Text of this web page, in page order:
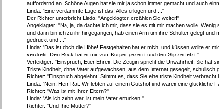
auffordernd an. Schöne Augen hat sie mir ja schon immer gemacht und auch
Linda: "Eine verdammte Lüge ist das! Alles erlogen und ..."
Der Richter unterbricht Linda: "Angeklagter, erzählen Sie weiter!"
Angeklagter: "Na, ja, da dachte ich mir, dass sie es mit mir machen wolle.
und dann bin ich zu ihr hingegangen, hab einen Arm um ihre Schulter gelegt
gedrückt und ..."
Linda: "Das ist doch die Höhe! Festgehalten hat er mich, und küssen wollte er
verdreht. Den Rock hat er mir vom Körper gezerrt und den Slip zerfetzt."
Verteidiger: "Einspruch, Euer Ehren. Die Zeugin spricht die Unwahrheit. Sie hat
Triste Kindheit, ohne Vater aufgewachsen, aus dem Internat gesegelt,
Richter: "Einspruch abgelehnt! Stimmt es, dass Sie eine triste Kindheit verbracht
Linda: "Nein, Herr Rat. Wir lebten auf einem Gutshof und waren eine glückliche
Richter: "Was ist mit Ihren Eltern?"
Linda: "Als ich zehn war, ist mein Vater ertunken."
Richter: "Und Ihre Mutter?"